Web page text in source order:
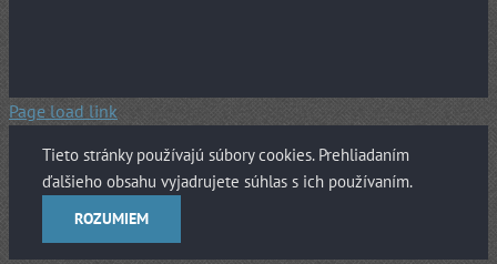
Page load link
Tieto stránky používajú súbory cookies. Prehliadaním
ďalšieho obsahu vyjadrujete súhlas s ich používaním.
ROZUMIEM